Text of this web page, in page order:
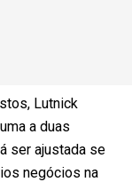
Lutnick
a duas
ser ajustada se
negócios na